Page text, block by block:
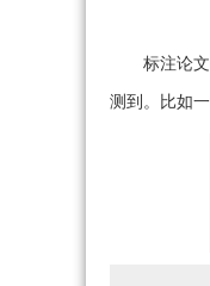
标注论
测到。比如